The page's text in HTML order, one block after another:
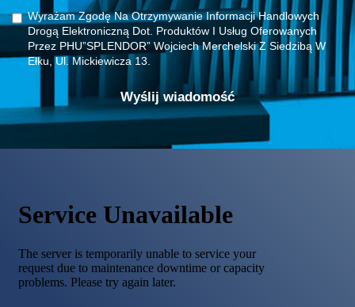
Wyrażam Zgodę Na Otrzymywanie Informacji Handlowych
Drogą Elektroniczną Dot. Produktów I Usług Oferowanych
Przez PHU”SPLENDOR” Wojciech Merchelski Z Siedzibą W
Ełku, Ul. Mickiewicza 13.